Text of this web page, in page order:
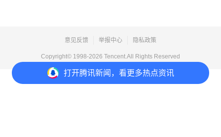
打开腾讯新闻，看更多热点资讯
意见反馈 举报中心 隐私政策
Copyright© 1998-2026 Tencent.All Rights Reserved